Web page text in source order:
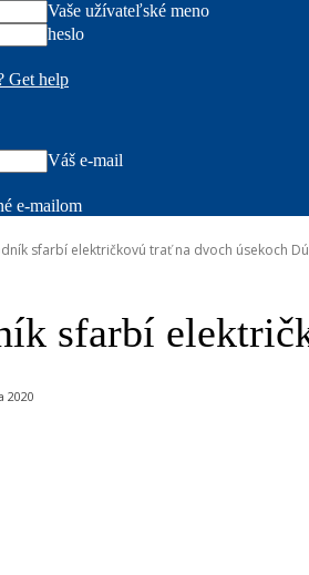
Vaše užívateľské meno
heslo
Get help
Váš e-mail
e-mailom
sfarbí električkovú trať na dvoch úsekoch
sfarbí
2020